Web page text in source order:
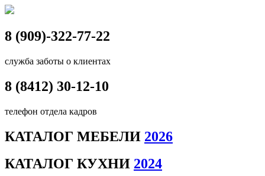
8 (909)-322-77-22
служба заботы о клиентах
8 (8412) 30-12-10
телефон отдела кадров
КАТАЛОГ МЕБЕЛИ 2026
КАТАЛОГ КУХНИ 2024